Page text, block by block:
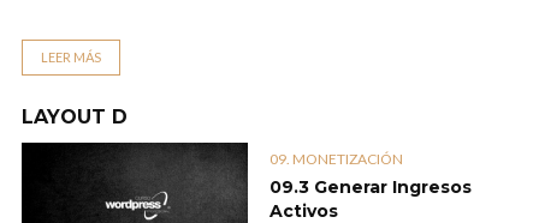
LEER MÁS
LAYOUT D
09. MONETIZACIÓN
09.3 Generar Ingresos
Activos